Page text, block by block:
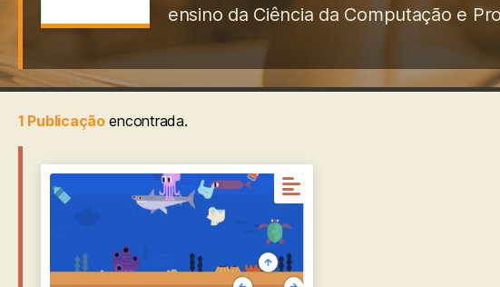
ensino da Ciência da Computação e
1 Publicaçãoencontrada.